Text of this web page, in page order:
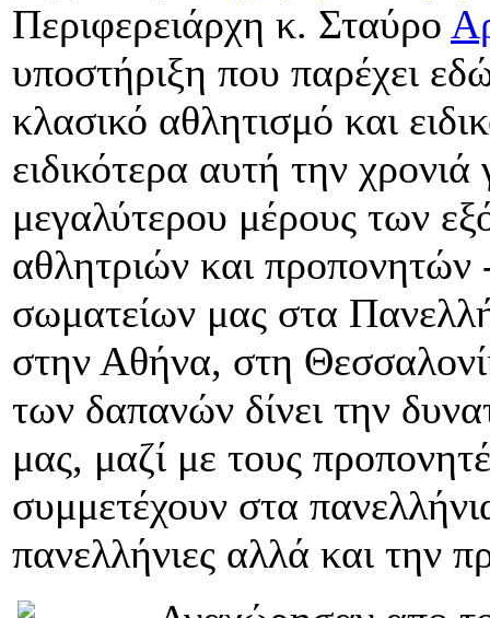
Περιφερειάρχη κ. Σταύρο
υποστήριξη που παρέχει
κλασικό αθλητισμό και
ειδικότερα αυτή την
μεγαλύτερου μέρους των
αθλητριών και
σωματείων μας στα
στην Αθήνα, στη
των δαπανών δίνει την
μας, μαζί με τους
συμμετέχουν στα
πανελλήνιες αλλά και την